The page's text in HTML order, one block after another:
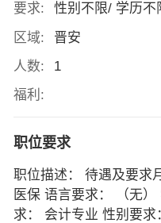
要求:
性别不限/ 学历
区域:
晋安
人数:
1
福利:
职位要求
职位描述： 待遇及要求
医保 语言要求： （无
求： 会计专业 性别要